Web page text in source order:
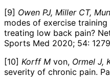
[9] Owen PJ, Miller CT,
modes of exercise
treating low back pain?
Sports Med 2020; 54:
[10] Korff M von, Ormel J,
severity of chronic pain.